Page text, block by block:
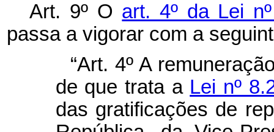
Art. 9º O art. 4º da Lei
passa a vigorar com a
“Art. 4º A
de que trata a Lei nº
das gratificações de